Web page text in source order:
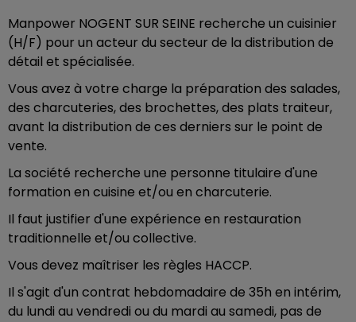
Manpower NOGENT SUR SEINE recherche un cuisinier
(H/F) pour un acteur du secteur de la distribution de
détail et spécialisée.
Vous avez à votre charge la préparation des salades,
des charcuteries, des brochettes, des plats traiteur,
avant la distribution de ces derniers sur le point de
vente.
La société recherche une personne titulaire d'une
formation en cuisine et/ou en charcuterie.
Il faut justifier d'une expérience en restauration
traditionnelle et/ou collective.
Vous devez maîtriser les règles HACCP.
Il s'agit d'un contrat hebdomadaire de 35h en intérim,
du lundi au vendredi ou du mardi au samedi, pas de